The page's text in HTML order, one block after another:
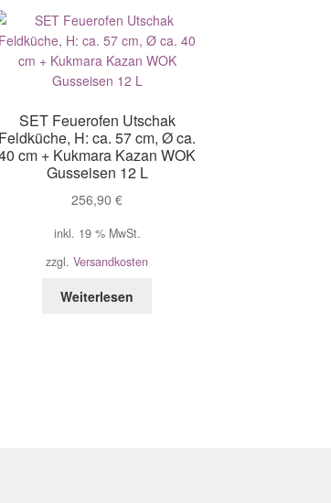
SET Feuerofen Utschak
Feldküche, H: ca. 57 cm, Ø ca.
cm + Kukmara Kazan WOK
Gusseisen 12 L
256,90€
inkl. 19 % MwSt.
zzgl.Versandkosten
Weiterlesen